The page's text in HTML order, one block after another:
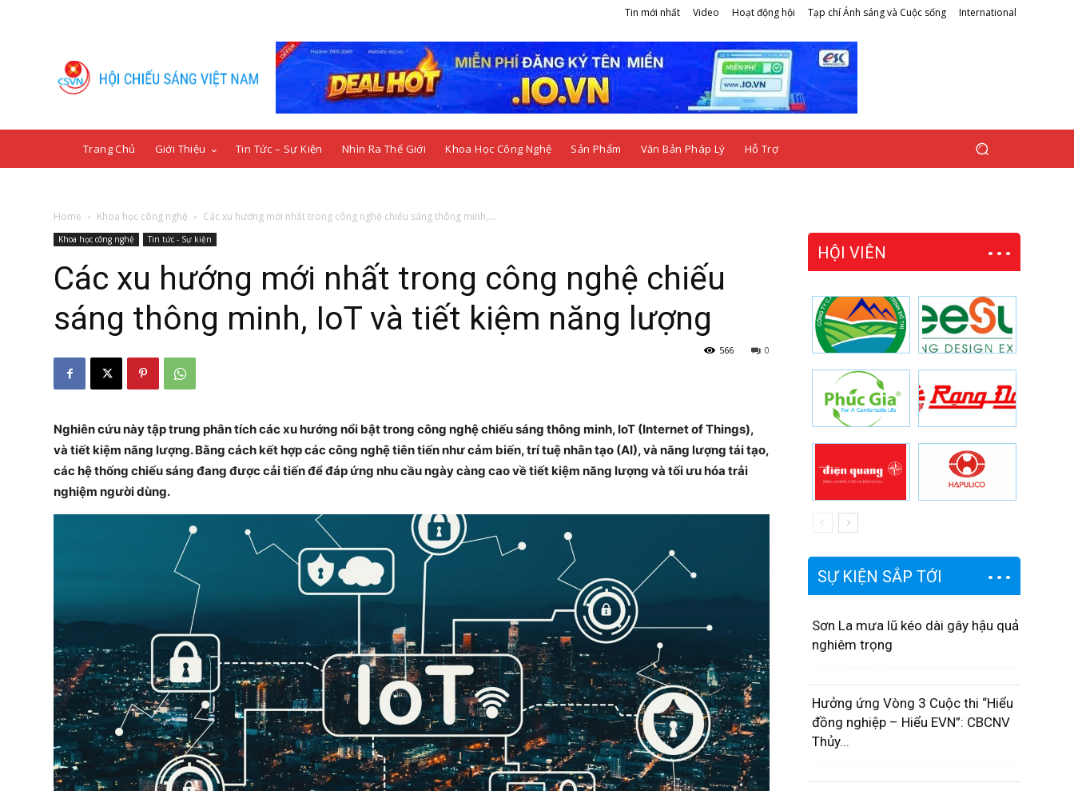
Tin mới nhất Video Hoạt động hội Tạp chí Ánh sáng và Cuộc sống International
Trang Chủ Giới Thiệu Tin Tức – Sự Kiện Nhìn Ra Thế Giới Khoa Học Công Nghệ Sản Phẩm Văn Bản Pháp Lý Hỗ Trợ
Home Khoa học công nghệ Các xu hướng mới nhất trong công nghệ chiếu sáng thông minh,...
Khoa học công nghệ Tin tức - Sự kiện
Các xu hướng mới nhất trong công nghệ chiếu
sáng thông minh, IoT và tiết kiệm năng lượng
0
566
Nghiên cứu này tập trung phân tích các xu hướng nổi bật trong công nghệ chiếu sáng thông minh, IoT (Internet of Things),
và tiết kiệm năng lượng. Bằng cách kết hợp các công nghệ tiên tiến như cảm biến, trí tuệ nhân tạo (AI), và năng lượng tái tạo,
các hệ thống chiếu sáng đang được cải tiến để đáp ứng nhu cầu ngày càng cao về tiết kiệm năng lượng và tối ưu hóa trải
nghiệm người dùng.
HỘI VIÊN
SỰ KIỆN SẮP TỚI
Sơn La mưa lũ kéo dài gây hậu quả
nghiêm trọng
Hưởng ứng Vòng 3 Cuộc thi “Hiểu
đồng nghiệp – Hiểu EVN”: CBCNV
Thủy...